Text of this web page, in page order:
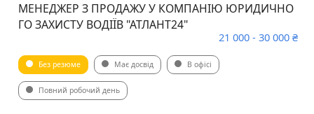
МЕНЕДЖЕР З ПРОДАЖУ У КОМПАНІЮ ЮРИДИЧНО
ГО ЗАХИСТУ ВОДІЇВ "АТЛАНТ24"
21 000 - 30 000 ₴
Без резюме Має досвід В офісі
Повний робочий день